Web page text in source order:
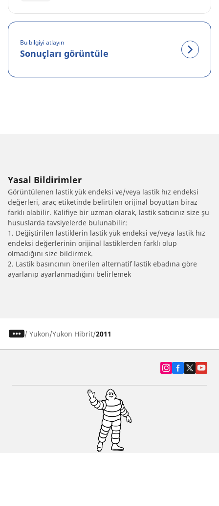
Bu bilgiyi atlayın
Sonuçları görüntüle
Yasal Bildirimler
Görüntülenen lastik yük endeksi ve/veya lastik hız endeksi
değerleri, araç etiketinde belirtilen orijinal boyuttan biraz
farklı olabilir. Kalifiye bir uzman olarak, lastik satıcınız size şu
hususlarda tavsiyelerde bulunabilir:
1. Değiştirilen lastiklerin lastik yük endeksi ve/veya lastik hız
endeksi değerlerinin orijinal lastiklerden farklı olup
olmadığını size bildirmek.
2. Lastik basıncının önerilen alternatif lastik ebadına göre
ayarlanıp ayarlanmadığını belirlemek
/ Yukon Yukon Hibrit 2011